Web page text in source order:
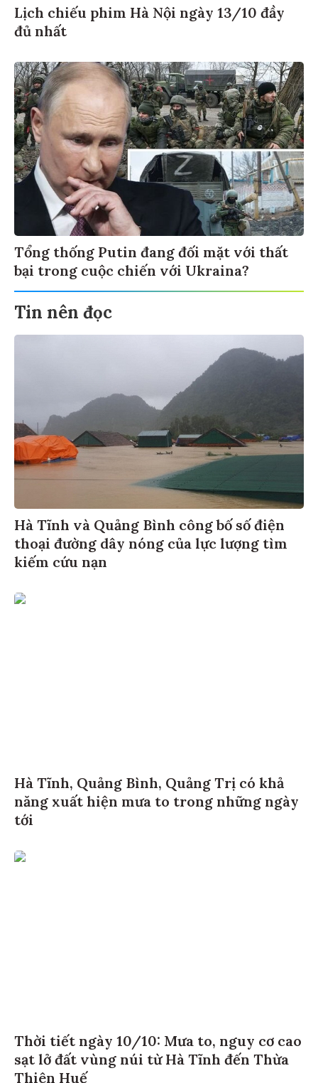
Lịch chiếu phim Hà Nội ngày 13/10 đầy
đủ nhất
Tổng thống Putin đang đối mặt với thất
bại trong cuộc chiến với Ukraina?
Tin nên đọc
Hà Tĩnh và Quảng Bình công bố số điện
thoại đường dây nóng của lực lượng tìm
kiếm cứu nạn
Hà Tĩnh, Quảng Bình, Quảng Trị có khả
năng xuất hiện mưa to trong những ngày
tới
Thời tiết ngày 10/10: Mưa to, nguy cơ cao
sạt lở đất vùng núi từ Hà Tĩnh đến Thừa